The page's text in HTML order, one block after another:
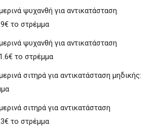
ψυχανθή για αντικατάσταση
το στρέμμα
ψυχανθή για αντικατάσταση
το στρέμμα
σιτηρά για αντικατάσταση μηδικής:
σιτηρά για αντικατάσταση
το στρέμμα